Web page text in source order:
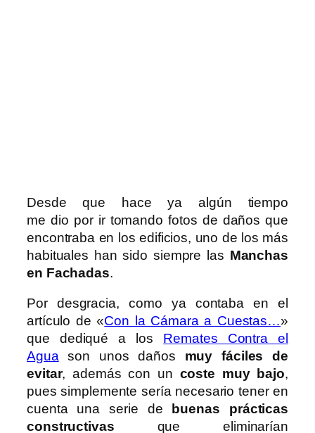
Desde que hace ya algún tiempo
me dio por ir tomando fotos de daños que
encontraba en los edificios, uno de los más
habituales han sido siempre las Manchas
en Fachadas.
Por desgracia, como ya contaba en el
artículo de «Con la Cámara a Cuestas…»
que dediqué a los Remates Contra el
Aguason unos daños muy fáciles de
evitar, además con un coste muy bajo,
pues simplemente sería necesario tener en
cuenta una serie de
buenas prácticas
constructivas que eliminarían